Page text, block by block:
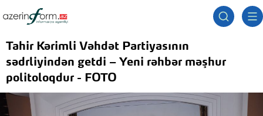
Tahir Kərimli Vəhdət Partiyasının
sədrliyindən getdi – Yeni rəhbər məşhur
politoloqdur - FOTO